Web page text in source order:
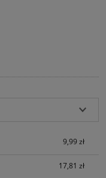
9,99 zł
17,81 zł